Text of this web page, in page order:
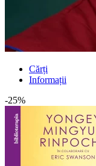
Cărți
Informații
-25%